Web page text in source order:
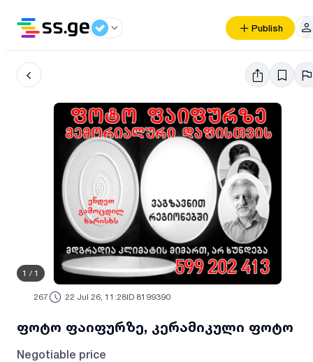
Publish
1 / 1
267 22 Jul 26, 11:28ID 8199390
ფოტო ფაიფურზე, კერამიკული ფოტო
Negotiable price